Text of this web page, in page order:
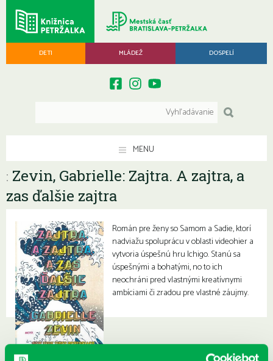
DETI MLÁDEŽ DOSPELÍ
MENU
: Zevin, Gabrielle: Zajtra. A zajtra, a
zas ďalšie zajtra
Román pre ženy so Samom a Sadie, ktorí
nadviažu spoluprácu v oblasti videohier a
vytvoria úspešnú hru Ichigo. Stanú sa
úspešnými a bohatými, no to ich
neochráni pred vlastnými kreatívnymi
ambíciami či zradou pre vlastné záujmy.